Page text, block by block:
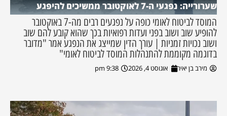
שערורייה: נפגעי ה-7 לאוקטובר ממשיכים להיפגע
המוסד לביטוח לאומי כופה על נפגעים רבים מה-7 באוקטובר
להופיע שוב ושוב בפני ועדות רפואיות בכך שהוא קובע להם שוב
ושוב נכויות זמניות | עורך הדין שמייצג את הנפגע אמר "מדובר
בדוגמה מקוממת להתנהלות המוסד לביטוח לאומי"
מירב בן יאיר אוגוסט 4, 2026 9:38 pm